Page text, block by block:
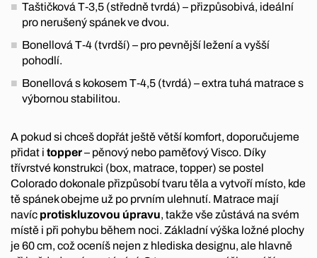
Taštičková T‑3,5 (středně tvrdá) – přizpůsobivá, ideální
pro nerušený spánek ve dvou.
Bonellová T‑4 (tvrdší) – pro pevnější ležení a vyšší
pohodlí.
Bonellová s kokosem T‑4,5 (tvrdá) – extra tuhá matrace s
výbornou stabilitou.
A pokud si chceš dopřát ještě větší komfort, doporučujeme
přidat i topper– pěnový nebo paměťový Visco. Díky
třívrstvé konstrukci (box, matrace, topper) se postel
Colorado dokonale přizpůsobí tvaru těla a vytvoří místo, kde
tě spánek obejme už po prvním ulehnutí. Matrace mají
navíc protiskluzovou úpravu, takže vše zůstává na svém
místě i při pohybu během noci. Základní výška ložné plochy
je 60 cm, což oceníš nejen z hlediska designu, ale hlavně